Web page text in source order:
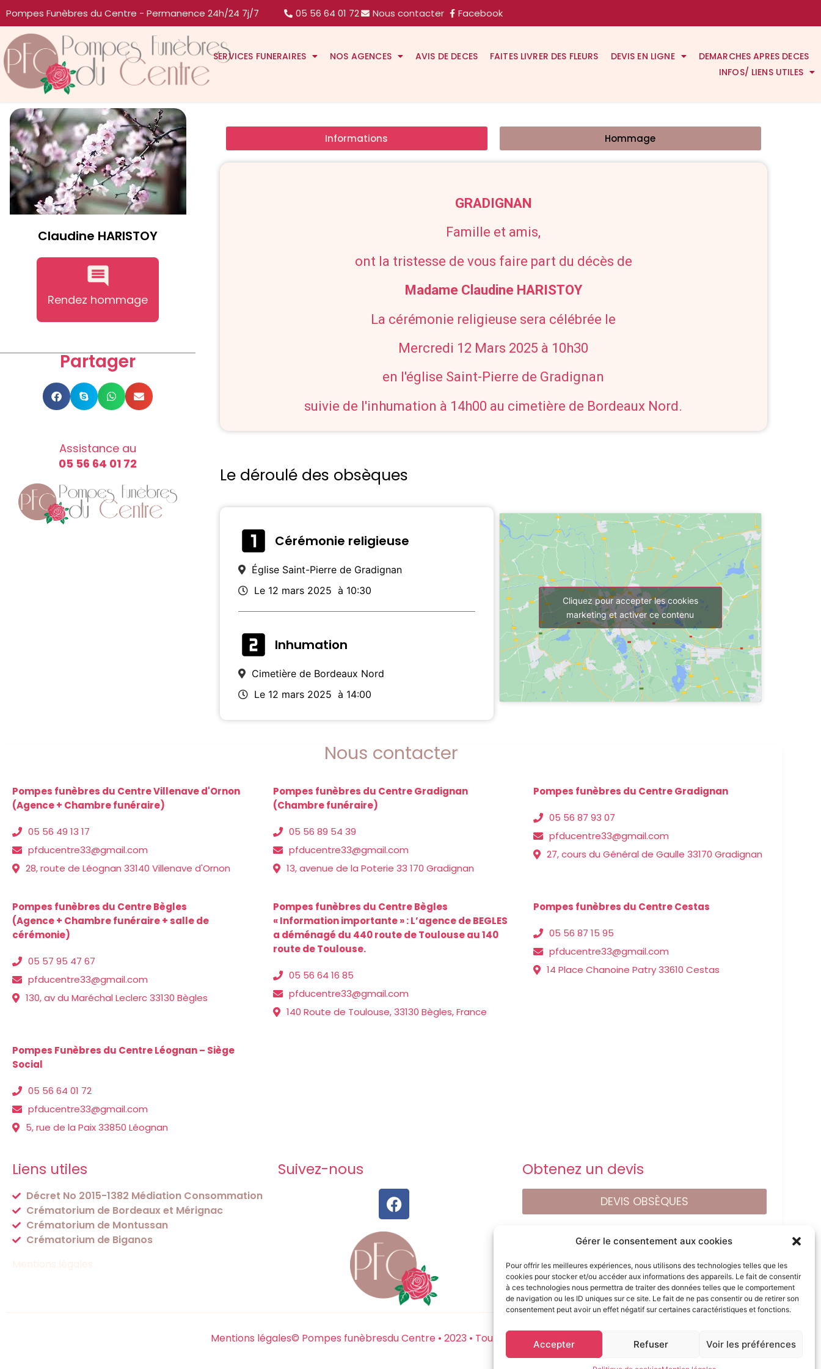
Gérer le consentement aux cookies
Pour offrir les meilleures expériences, nous utilisons des technologies telles que les
cookies pour stocker et/ou accéder aux informations des appareils. Le fait de consentir
à ces technologies nous permettra de traiter des données telles que le comportement
de navigation ou les ID uniques sur ce site. Le fait de ne pas consentir ou de retirer son
consentement peut avoir un effet négatif sur certaines caractéristiques et fonctions.
Accepter Refuser Voir les préférences
Pompes Funèbres du Centre - Permanence 24h/24 7j/7 05 56 64 01 72 Nous contacter Facebook
SERVICES FUNERAIRES NOS AGENCES AVIS DE DECES FAITES LIVRER DES FLEURS DEVIS EN LIGNE
DEMARCHES APRES DECES
INFOS/ LIENS UTILES
Claudine HARISTOY
Rendez hommage
Partager
Assistance au
05 56 64 01 72
Informations Hommage
GRADIGNAN
Famille et amis,
ont la tristesse de vous faire part du décès de
Madame Claudine HARISTOY
La cérémonie religieuse sera célébrée le
Mercredi 12 Mars 2025 à 10h30
en l'église Saint-Pierre de Gradignan
suivie de l'inhumation à 14h00 au cimetière de Bordeaux Nord.
Le déroulé des obsèques
Cérémonie religieuse
Église Saint-Pierre de Gradignan
Le 12 mars 2025 à 10:30
Inhumation
Cimetière de Bordeaux Nord
Le 12 mars 2025 à 14:00
Cliquez pour accepter les cookies
marketing et activer ce contenu
Nous contacter
Pompes funèbres du Centre Villenave d'Ornon
(Agence + Chambre funéraire)
05 56 49 13 17
pfducentre33@gmail.com
28, route de Léognan 33140 Villenave d'Ornon
Pompes funèbres du Centre Gradignan
(Chambre funéraire)
05 56 89 54 39
pfducentre33@gmail.com
13, avenue de la Poterie 33 170 Gradignan
Pompes funèbres du Centre Gradignan
05 56 87 93 07
pfducentre33@gmail.com
27, cours du Général de Gaulle 33170 Gradignan
Pompes funèbres du Centre Bègles
(Agence + Chambre funéraire + salle de
cérémonie)
05 57 95 47 67
pfducentre33@gmail.com
130, av du Maréchal Leclerc 33130 Bègles
Pompes funèbres du Centre Bègles
« Information importante » : L’agence de BEGLES
a déménagé du 440 route de Toulouse au 140
route de Toulouse.
05 56 64 16 85
pfducentre33@gmail.com
140 Route de Toulouse, 33130 Bègles, France
Pompes funèbres du Centre Cestas
05 56 87 15 95
pfducentre33@gmail.com
14 Place Chanoine Patry 33610 Cestas
Pompes Funèbres du Centre Léognan – Siège
Social
05 56 64 01 72
pfducentre33@gmail.com
5, rue de la Paix 33850 Léognan
Liens utiles
Décret No 2015-1382 Médiation Consommation
Crématorium de Bordeaux et Mérignac
Crématorium de Montussan
Crématorium de Biganos
Suivez-nous Obtenez un devis
DEVIS OBSÈQUES
DEVIS PRÉVOYANCE
DEVIS MARBRERIE
Mentions légales© Pompes funèbresdu Centre • 2023 • Tout droits reservés